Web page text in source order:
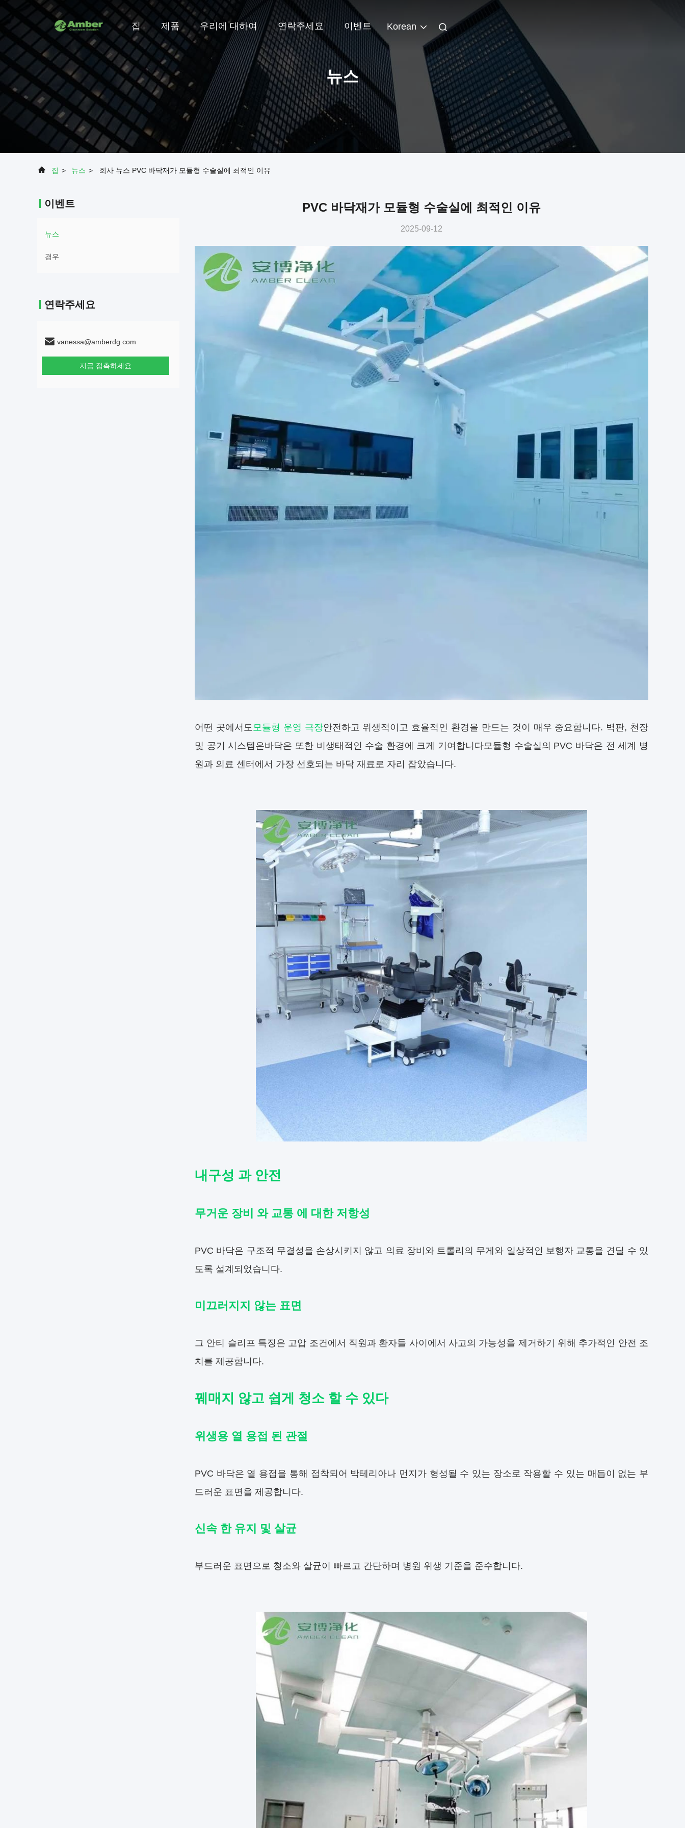
집 제품 우리에 대하여 연락주세요 이벤트 Korean
뉴스
집 > 뉴스 > 회사 뉴스 PVC 바닥재가 모듈형 수술실에 최적인 이유
이벤트
뉴스
경우
연락주세요
vanessa@amberdg.com
지금 접촉하세요
PVC 바닥재가 모듈형 수술실에 최적인 이유
2025-09-12
어떤 곳에서도모듈형 운영 극장안전하고 위생적이고 효율적인 환경을 만드는 것이 매우 중요합니다. 벽판, 천장
및 공기 시스템은바닥은 또한 비생태적인 수술 환경에 크게 기여합니다모듈형 수술실의 PVC 바닥은 전 세계 병
원과 의료 센터에서 가장 선호되는 바닥 재료로 자리 잡았습니다.
내구성 과 안전
무거운 장비 와 교통 에 대한 저항성
PVC 바닥은 구조적 무결성을 손상시키지 않고 의료 장비와 트롤리의 무게와 일상적인 보행자 교통을 견딜 수 있
도록 설계되었습니다.
미끄러지지 않는 표면
그 안티 슬리프 특징은 고압 조건에서 직원과 환자들 사이에서 사고의 가능성을 제거하기 위해 추가적인 안전 조
치를 제공합니다.
꿰매지 않고 쉽게 청소 할 수 있다
위생용 열 용접 된 관절
PVC 바닥은 열 용접을 통해 접착되어 박테리아나 먼지가 형성될 수 있는 장소로 작용할 수 있는 매듭이 없는 부
드러운 표면을 제공합니다.
신속 한 유지 및 살균
부드러운 표면으로 청소와 살균이 빠르고 간단하며 병원 위생 기준을 준수합니다.